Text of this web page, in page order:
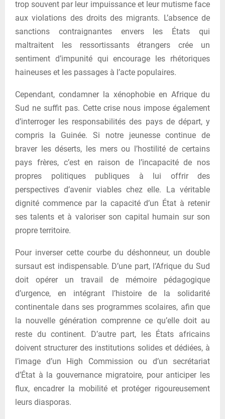
trop souvent par leur impuissance et leur mutisme face
aux violations des droits des migrants. L’absence de
sanctions contraignantes envers les États qui
maltraitent les ressortissants étrangers crée un
sentiment d’impunité qui encourage les rhétoriques
haineuses et les passages à l’acte populaires.
Cependant, condamner la xénophobie en Afrique du
Sud ne suffit pas. Cette crise nous impose également
d’interroger les responsabilités des pays de départ, y
compris la Guinée. Si notre jeunesse continue de
braver les déserts, les mers ou l’hostilité de certains
pays frères, c’est en raison de l’incapacité de nos
propres politiques publiques à lui offrir des
perspectives d’avenir viables chez elle. La véritable
dignité commence par la capacité d’un État à retenir
ses talents et à valoriser son capital humain sur son
propre territoire.
Pour inverser cette courbe du déshonneur, un double
sursaut est indispensable. D’une part, l’Afrique du Sud
doit opérer un travail de mémoire pédagogique
d’urgence, en intégrant l’histoire de la solidarité
continentale dans ses programmes scolaires, afin que
la nouvelle génération comprenne ce qu’elle doit au
reste du continent. D’autre part, les États africains
doivent structurer des institutions solides et dédiées, à
l’image d’un High Commission ou d’un secrétariat
d’État à la gouvernance migratoire, pour anticiper les
flux, encadrer la mobilité et protéger rigoureusement
leurs diasporas.